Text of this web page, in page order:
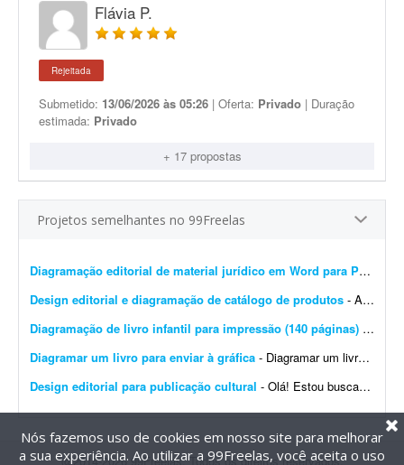
Flávia P.
Rejeitada
Submetido: 13/06/2026 às 05:26 | Oferta: Privado | Duração
estimada: Privado
+ 17 propostas
Projetos semelhantes no 99Freelas
Diagramação editorial de material jurídico em Word para PDF premium
Design editorial e diagramação de catálogo de produtos - A DistribuiBem, distribuidora de alimentos e produtos premium, está procurando um profissional de design editorial e diagramação para revisar, modernizar e manter nosso cat&aac...
Diagramação de livro infantil para impressão (140 páginas)
Diagramar um livro para enviar à gráfica - Diagramar um livro para enviar à gráfica. 95% do livro é texto. Formato 170x240 mm. (ao alto), compostos por: - 380 páginas impressas a 1/1 cor (preto) em ior 90 grs. -...
Design editorial para publicação cultural - Olá! Estou buscando um designer editorial ou diagramador para uma publicação cultural do Projeto Maracá, desenvolvido em Guaíra (SP). É importante que o p...
@2014-2026 99Freelas. Todos os direitos reservados.
Nós fazemos uso de cookies em nosso site para melhorar
a sua experiência. Ao utilizar a 99Freelas, você aceita o uso